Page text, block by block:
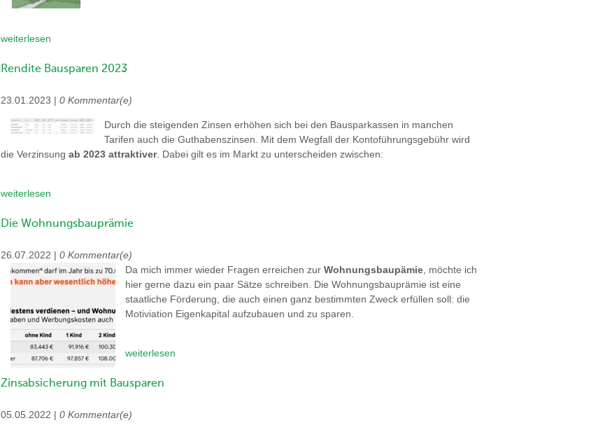
weiterlesen
Rendite Bausparen 2023
23.01.2023 | 0 Kommentar(e)
Durch die steigenden Zinsen erhöhen sich bei den Bausparkassen in manchen
Tarifen auch die Guthabenszinsen. Mit dem Wegfall der Kontoführungsgebühr wird
die Verzinsung ab 2023 attraktiver. Dabei gilt es im Markt zu unterscheiden zwischen:
weiterlesen
Die Wohnungsbauprämie
26.07.2022 | 0 Kommentar(e)
Da mich immer wieder Fragen erreichen zur Wohnungsbaupämie , möchte ich
hier gerne dazu ein paar Sätze schreiben. Die Wohnungsbauprämie ist eine
staatliche Förderung, die auch einen ganz bestimmten Zweck erfüllen soll: die
Motiviation Eigenkapital aufzubauen und zu sparen.
weiterlesen
Zinsabsicherung mit Bausparen
05.05.2022 | 0 Kommentar(e)